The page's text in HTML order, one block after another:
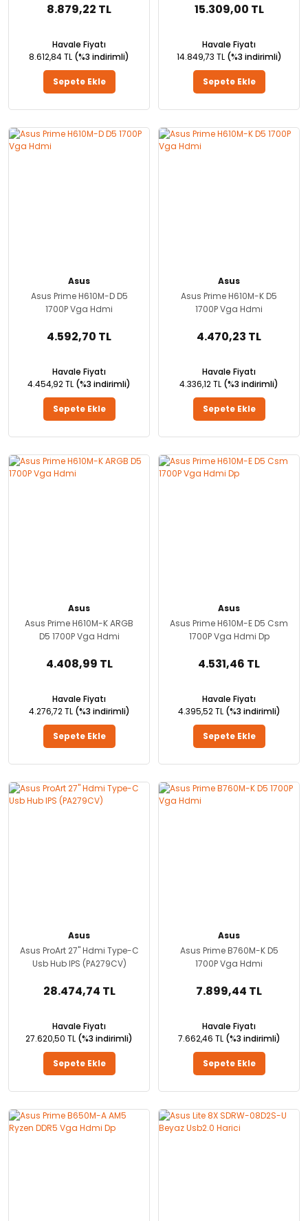
8.879,22 TL
Havale Fiyatı
8.612,84 TL (%3 indirimli)
Sepete Ekle
15.309,00 TL
Havale Fiyatı
14.849,73 TL (%3 indirimli)
Sepete Ekle
Asus
Asus Prime H610M-D D5
1700P Vga Hdmi
4.592,70 TL
Havale Fiyatı
4.454,92 TL (%3 indirimli)
Sepete Ekle
Asus
Asus Prime H610M-K D5
1700P Vga Hdmi
4.470,23 TL
Havale Fiyatı
4.336,12 TL (%3 indirimli)
Sepete Ekle
Asus
Asus Prime H610M-K ARGB
D5 1700P Vga Hdmi
4.408,99 TL
Havale Fiyatı
4.276,72 TL (%3 indirimli)
Sepete Ekle
Asus
Asus Prime H610M-E D5 Csm
1700P Vga Hdmi Dp
4.531,46 TL
Havale Fiyatı
4.395,52 TL (%3 indirimli)
Sepete Ekle
Asus
Asus ProArt 27'' Hdmi Type-C
Usb Hub IPS (PA279CV)
28.474,74 TL
Havale Fiyatı
27.620,50 TL (%3 indirimli)
Sepete Ekle
Asus
Asus Prime B760M-K D5
1700P Vga Hdmi
7.899,44 TL
Havale Fiyatı
7.662,46 TL (%3 indirimli)
Sepete Ekle